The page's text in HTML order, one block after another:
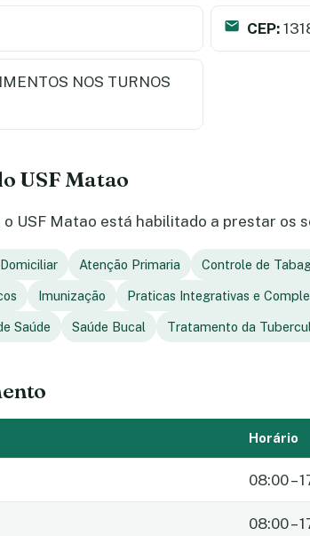
CEP:
NOS TURNOS
USF Matao
USF Matao está habilitado a prestar os
Atenção Primaria Controle de
Imunização Praticas Integrativas e
Saúde Saúde Bucal Tratamento da
Horário
08:00 –
08:00 –